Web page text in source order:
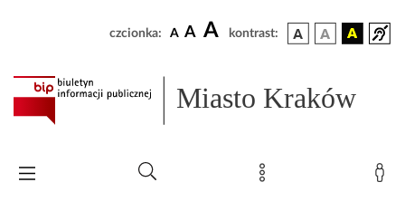
czcionka: A A A kontrast:
Miasto Kraków